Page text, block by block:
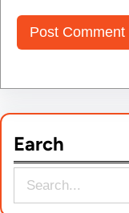
Earch
e